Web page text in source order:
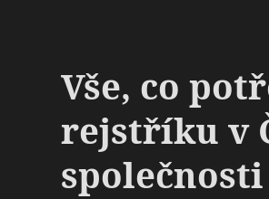
Vše, co
rejstříku v
společnosti